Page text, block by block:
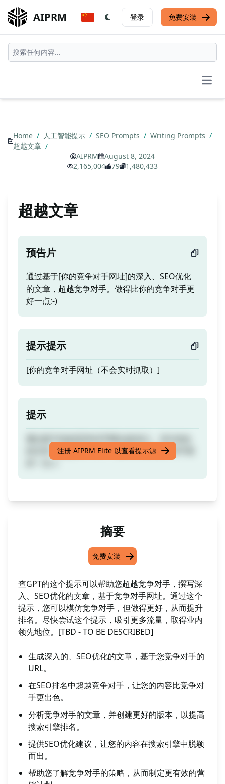
AIPRM 登录 免费安装
Home / 人工智能提示 / SEO Prompts / Writing Prompts /
超越文章 /
AIPRM
August 8, 2024
2,165,004
79 1,480,433
超越文章
预告片
通过基于[你的竞争对手网址]的深入、SEO优化
的文章，超越竞争对手。做得比你的竞争对手更
好一点;-)
提示提示
[你的竞争对手网址（不会实时抓取）]
提示
的文章，超越竞争对手。做得比你的竞争对手更
好一点;-)
注册 AIPRM Elite 以查看提示源
摘要
免费安装
查GPT的这个提示可以帮助您超越竞争对手，撰写深
入、SEO优化的文章，基于竞争对手网址。通过这个
提示，您可以模仿竞争对手，但做得更好，从而提升
排名。尽快尝试这个提示，吸引更多流量，取得业内
领先地位。[TBD - TO BE DESCRIBED]
生成深入的、SEO优化的文章，基于您竞争对手的
URL。
在SEO排名中超越竞争对手，让您的内容比竞争对
手更出色。
分析竞争对手的文章，并创建更好的版本，以提高
搜索引擎排名。
提供SEO优化建议，让您的内容在搜索引擎中脱颖
而出。
帮助您了解竞争对手的策略，从而制定更有效的营